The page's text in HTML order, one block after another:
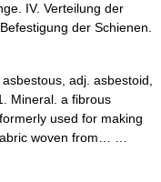
IV. Verteilung der
der Schienen.
adj. asbestoid,
Mineral. a fibrous
used for making
woven from… …